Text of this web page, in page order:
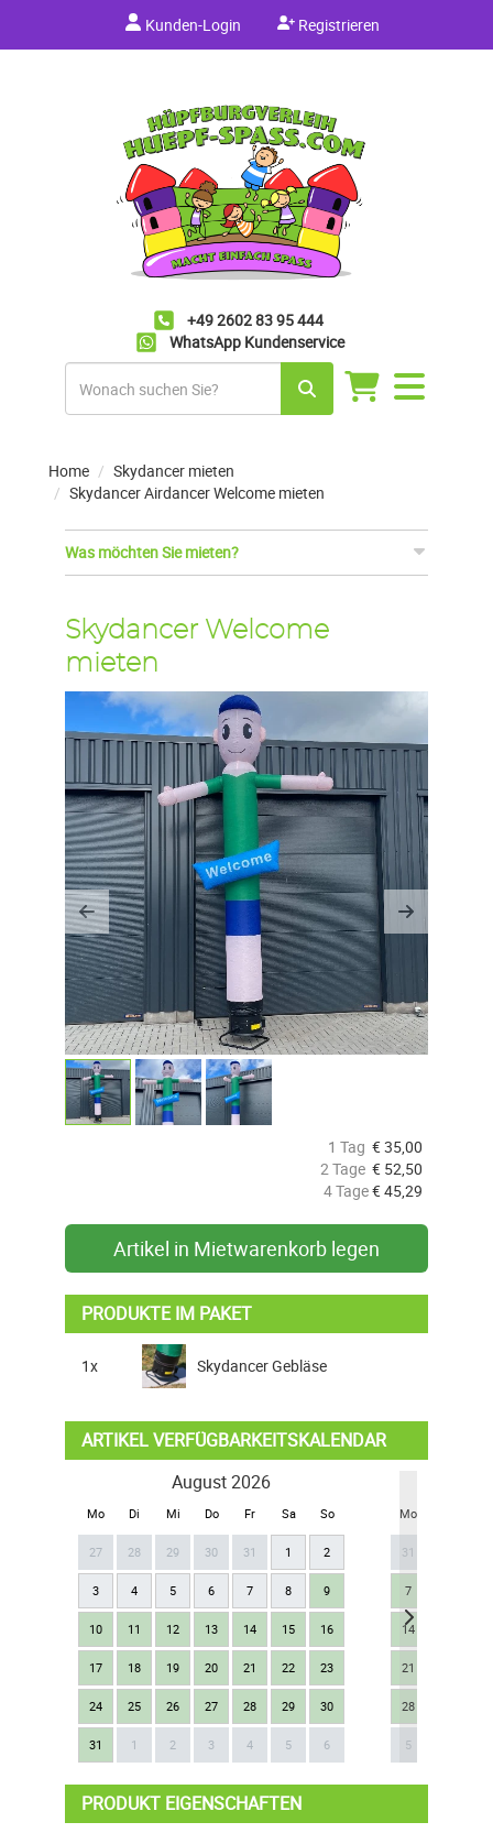
Kunden-Login Registrieren
+49 2602 83 95 444
WhatsApp Kundenservice
Navigation
umschalten
Home
Skydancer mieten
Skydancer Airdancer Welcome mieten
Was möchten Sie mieten?
Skydancer Welcome
mieten
Previous Next
1 Tag €35,00
2 Tage € 52,50
4 Tage€45,29
Artikel in Mietwarenkorb legen
PRODUKTE IM PAKET
1x Skydancer Gebläse
ARTIKEL VERFÜGBARKEITSKALENDAR
August 2026
Mo Di Mi Do Fr Sa So
27 28 29 30 31 1 2
3 4 5 6 7 8 9
10 11 12 13 14 15 16
17 18 19 20 21 22 23
24 25 26 27 28 29 30
31 1 2 3 4 5 6
Mo
31
7
14
21
28
5
Next
PRODUKT EIGENSCHAFTEN